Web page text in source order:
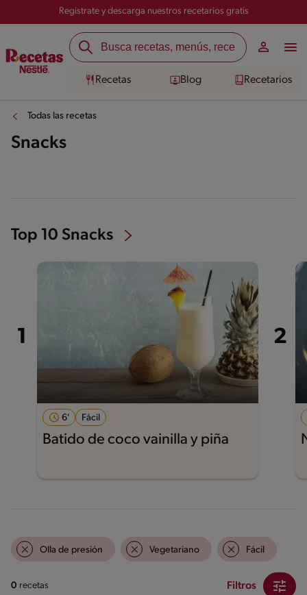
Registrate y descarga nuestros recetarios gratis
Recetas Blog Recetarios
Todas las recetas
Snacks
Top 10 Snacks
6' Fácil
Batido de coco vainilla y piña
Olla de presión Vegetariano Fácil
0 recetas Filtros